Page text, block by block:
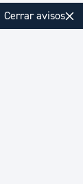
Cerrar avisos